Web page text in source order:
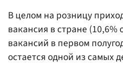
В целом на розницу
вакансия в стране (10,6%
вакансий в первом
остается одной из самых